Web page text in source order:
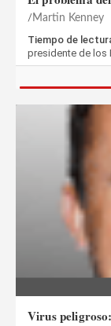
Martin Kenney
Tiempo de
presidente de los
Virus